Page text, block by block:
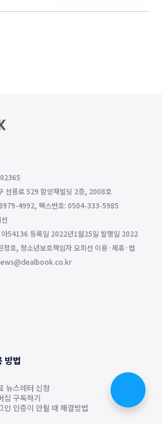
선릉로 529 함양재빌딩 2층, 2008호
4992, 팩스번호: 0504-333-5985
아54136 등록일 2022년1월25일 발행일 2022
호, 청소년보호책임자 모희선 이용·제휴·법
news@dealbook.co.kr
방법
뉴스레터 신청
십 구독하기
인 인증이 안될 때 해결방법